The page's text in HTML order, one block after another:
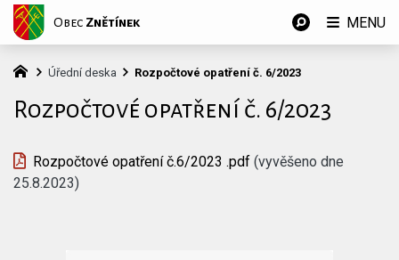
Úřední deska Rozpočtové opatření č. 6/2023
Rozpočtové opatření č. 6/2023
Rozpočtové opatření č.6/2023 .pdf(vyvěšeno dne
25.8.2023)
Obec Znětínek MENU